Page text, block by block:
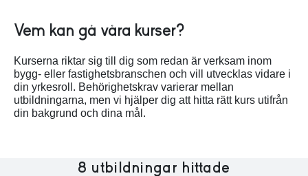
Vem kan gå våra kurser?
Kurserna riktar sig till dig som redan är verksam inom
bygg- eller fastighetsbranschen och vill utvecklas vidare i
din yrkesroll. Behörighetskrav varierar mellan
utbildningarna, men vi hjälper dig att hitta rätt kurs utifrån
din bakgrund och dina mål.​
8 utbildningar hittade